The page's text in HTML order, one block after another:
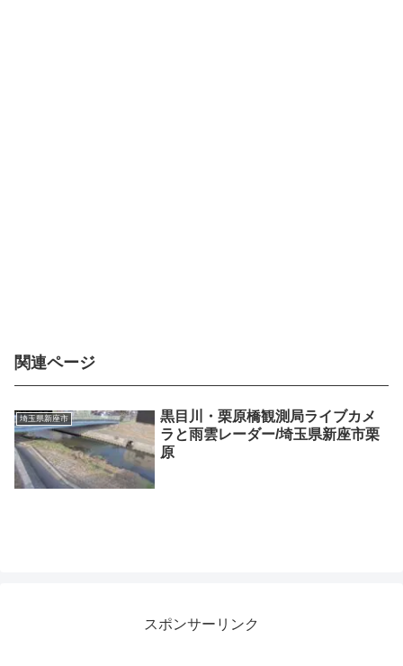
関連ページ
埼玉県新座市
黒目川・栗原橋観測局ライブカメ
ラと雨雲レーダー/埼玉県新座市栗
原
スポンサーリンク